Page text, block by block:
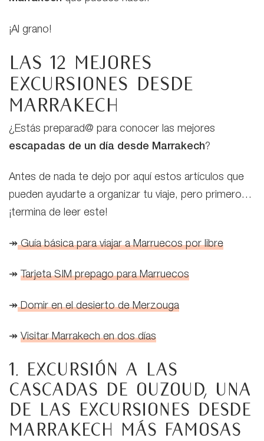
¡Al grano!
Las 12 mejores
excursiones desde
Marrakech
¿Estás preparad@ para conocer las mejores
escapadas de un día desde Marrakech?
Antes de nada te dejo por aquí estos artículos que
pueden ayudarte a organizar tu viaje, pero primero…
¡termina de leer este!
↠Guía básica para viajar a Marruecos por libre
↠ Tarjeta SIM prepago para Marruecos
↠Domir en el desierto de Merzouga
↠ Visitar Marrakech en dos días
1. Excursión a las
Cascadas de Ouzoud, una
de las excursiones desde
Marrakech más famosas